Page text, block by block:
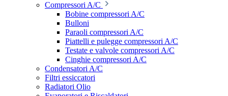
Compressori A/C
Bobine compressori A/C
Bulloni
Paraoli compressori A/C
Piattelli e pulegge compressori A/C
Testate e valvole compressori A/C
Cinghie compressori A/C
Condensatori A/C
Filtri essiccatori
Radiatori Olio